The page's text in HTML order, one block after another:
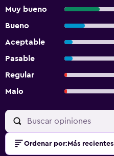
Muy bueno
Bueno
Aceptable
Pasable
Regular
Malo
Ordenar por: Más recientes